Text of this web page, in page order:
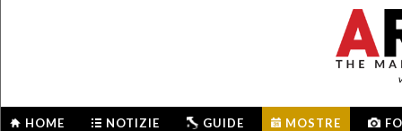
HOME NOTIZIE GUIDE MOSTRE